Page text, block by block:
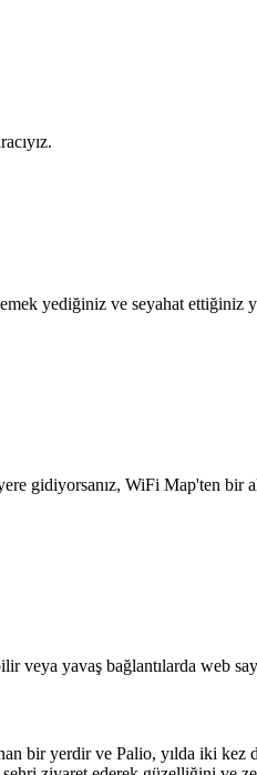
yediğiniz ve seyahat
gidiyorsanız, WiFi Map'ten bir
veya yavaş bağlantılarda web
bir yerdir ve Palio, yılda iki kez